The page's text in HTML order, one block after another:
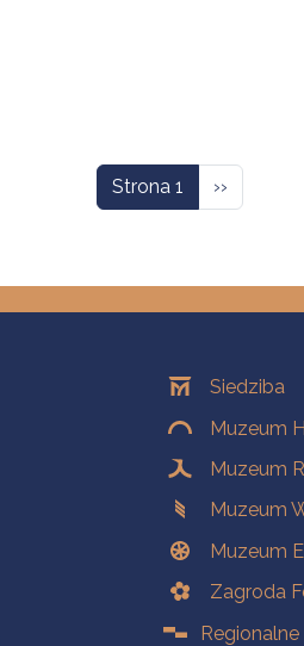
Strona 1 Następna
››
OddziałySiedziba
Muzeum
Muzeum
Muzeum
Muzeum
Zagroda